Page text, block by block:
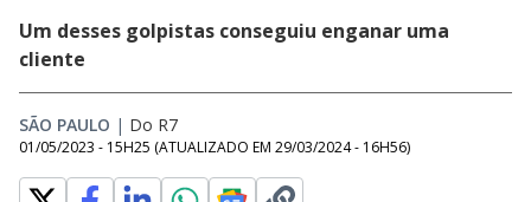
Um desses golpistas conseguiu enganar uma
cliente
SÃO PAULO | Do R7
01/05/2023 - 15H25 (ATUALIZADO EM 29/03/2024 - 16H56)